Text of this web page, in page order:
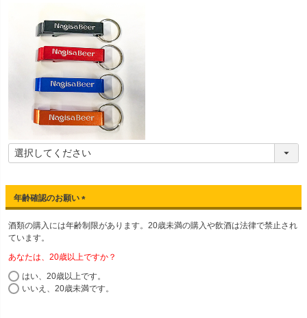
年齢確認のお願い
(
必
酒類の購入には年齢制限があります。20歳未満の購入や飲酒は法律で禁止され
ています。
あなたは、20歳以上ですか？
はい、20歳以上です。
いいえ、20歳未満です。